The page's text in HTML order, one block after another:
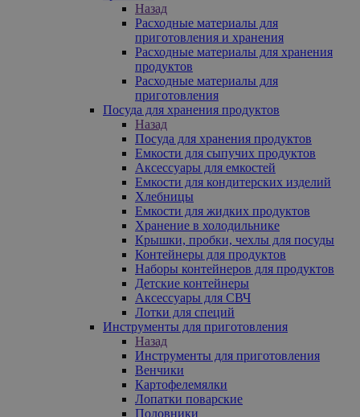
Назад
Расходные материалы для
приготовления и хранения
Расходные материалы для хранения
продуктов
Расходные материалы для
приготовления
Посуда для хранения продуктов
Назад
Посуда для хранения продуктов
Емкости для сыпучих продуктов
Аксессуары для емкостей
Емкости для кондитерских изделий
Хлебницы
Емкости для жидких продуктов
Хранение в холодильнике
Крышки, пробки, чехлы для посуды
Контейнеры для продуктов
Наборы контейнеров для продуктов
Детские контейнеры
Аксессуары для СВЧ
Лотки для специй
Инструменты для приготовления
Назад
Инструменты для приготовления
Венчики
Картофелемялки
Лопатки поварские
Половники